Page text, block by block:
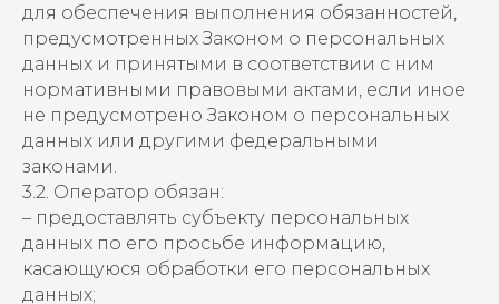
для обеспечения выполнения обязанностей,
предусмотренных Законом о персональных
данных и принятыми в соответствии с ним
нормативными правовыми актами, если иное
не предусмотрено Законом о персональных
данных или другими федеральными
законами.
3.2. Оператор обязан:
– предоставлять субъекту персональных
данных по его просьбе информацию,
касающуюся обработки его персональных
данных;